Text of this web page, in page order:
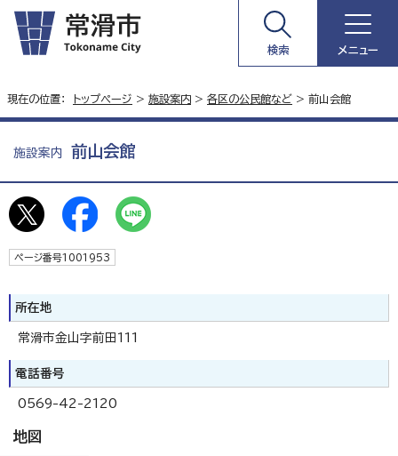
検索 メニュー
現在の位置： トップページ > 施設案内 > 各区の公民館など > 前山会館
施設案内 前山会館
ページ番号1001953
所在地
常滑市金山字前田111
電話番号
0569-42-2120
地図